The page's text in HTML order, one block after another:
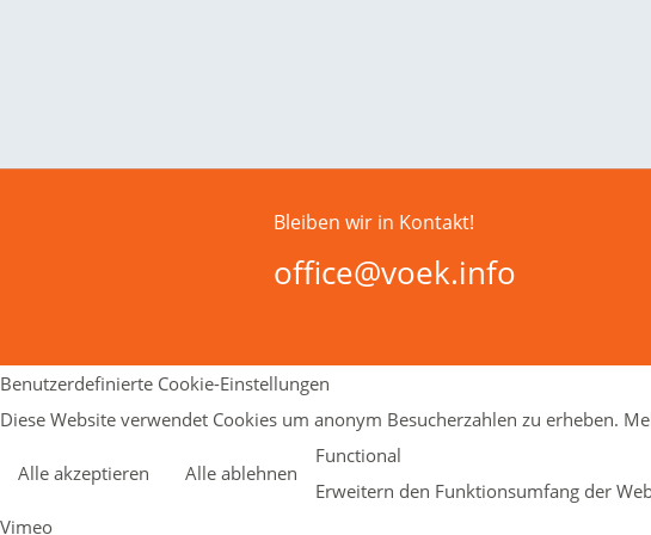
Bleiben wir in Kontakt!
office@voek.info
Benutzerdefinierte Cookie-Einstellungen
Diese Website verwendet Cookies um anonym Besucherzahlen zu erheben.
Alle akzeptieren Alle ablehnen
Functional
Erweitern den Funktionsumfang der
Vimeo